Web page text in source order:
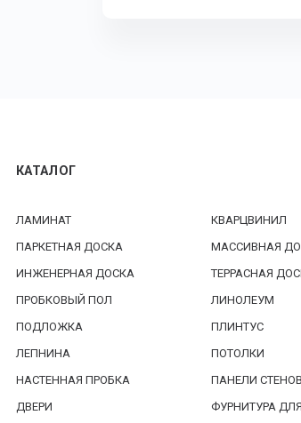
КАТАЛОГ
ЛАМИНАТ
КВАРЦВИНИЛ
ПАРКЕТНАЯ ДОСКА
МАССИВНАЯ
ИНЖЕНЕРНАЯ ДОСКА
ТЕРРАСНАЯ
ПРОБКОВЫЙ ПОЛ
ЛИНОЛЕУМ
ПОДЛОЖКА
ПЛИНТУС
ЛЕПНИНА
ПОТОЛКИ
НАСТЕННАЯ ПРОБКА
ПАНЕЛИ
ДВЕРИ
ФУРНИТУРА